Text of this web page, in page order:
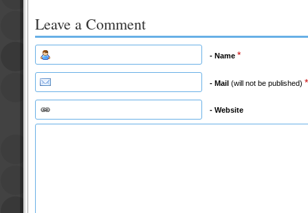
Leave a Comment
- Name *
- Mail (will not be published) *
- Website